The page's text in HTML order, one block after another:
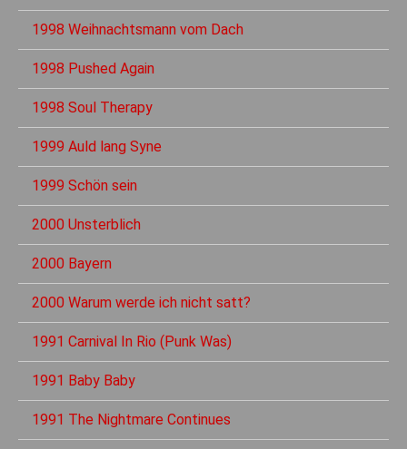
1998 Weihnachtsmann vom Dach
1998 Pushed Again
1998 Soul Therapy
1999 Auld lang Syne
1999 Schön sein
2000 Unsterblich
2000 Bayern
2000 Warum werde ich nicht satt?
1991 Carnival In Rio (Punk Was)
1991 Baby Baby
1991 The Nightmare Continues